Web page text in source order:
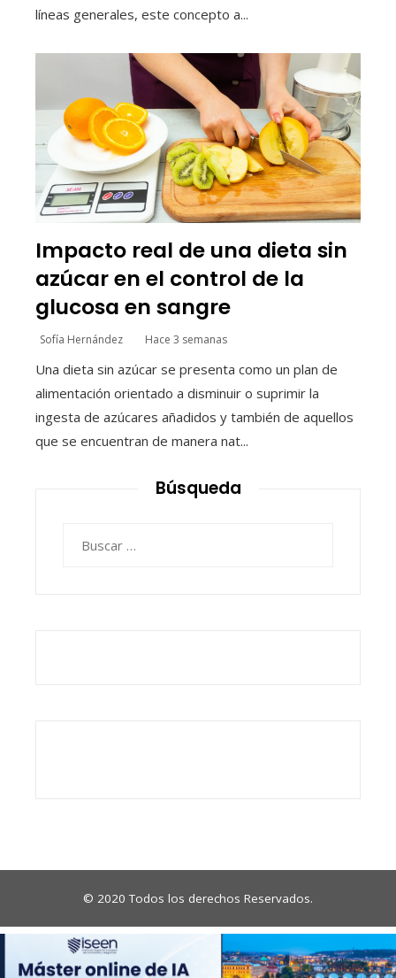
líneas generales, este concepto a...
Impacto real de una dieta sin
azúcar en el control de la
glucosa en sangre
Sofía Hernández Hace 3 semanas
Una dieta sin azúcar se presenta como un plan de
alimentación orientado a disminuir o suprimir la
ingesta de azúcares añadidos y también de aquellos
que se encuentran de manera nat...
Búsqueda
© 2020 Todos los derechos Reservados.